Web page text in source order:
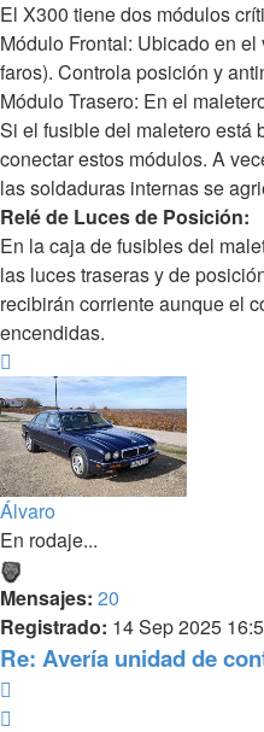
El X300 tiene dos módulos
Módulo Frontal: Ubicado en
faros). Controla posición y
Módulo Trasero: En el
Si el fusible del maletero está
conectar estos módulos. A
las soldaduras internas se
Relé de Luces de Posición:
En la caja de fusibles del
las luces traseras y de
recibirán corriente aunque el
encendidas.
Álvaro
En rodaje...
Mensajes: 20
Registrado: 14 Sep 2025
Re: Avería unidad de